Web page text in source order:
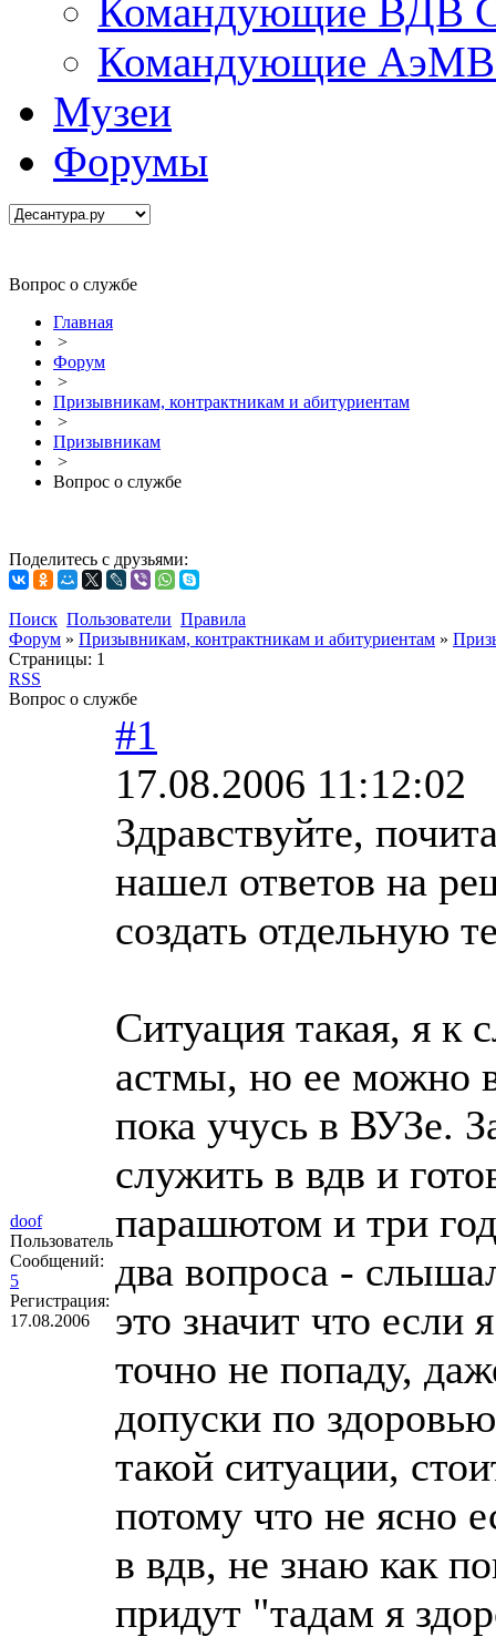
Командующие ВДВ
Командующие АэМВ
Музеи
Форумы
Вопрос о службе
Главная
>
Форум
>
Призывникам, контрактникам и абитуриентам
>
Призывникам
>
Вопрос о службе
Поделитесь с друзьями:
Поиск Пользователи Правила
Форум » Призывникам, контрактникам и абитуриентам »
Страницы: 1
RSS
Вопрос о службе
doof
Пользователь
Сообщений:
5
Регистрация:
17.08.2006
#1
17.08.2006 11:12:02
Здравствуйте,
нашел ответов на
создать отдельную
Ситуация такая, я к
астмы, но ее можно
пока учусь в ВУЗе.
служить в вдв и
парашютом и три
два вопроса -
это значит что если
точно не попаду,
допуски по
такой ситуации,
потому что не ясно
в вдв, не знаю как
придут "тадам я